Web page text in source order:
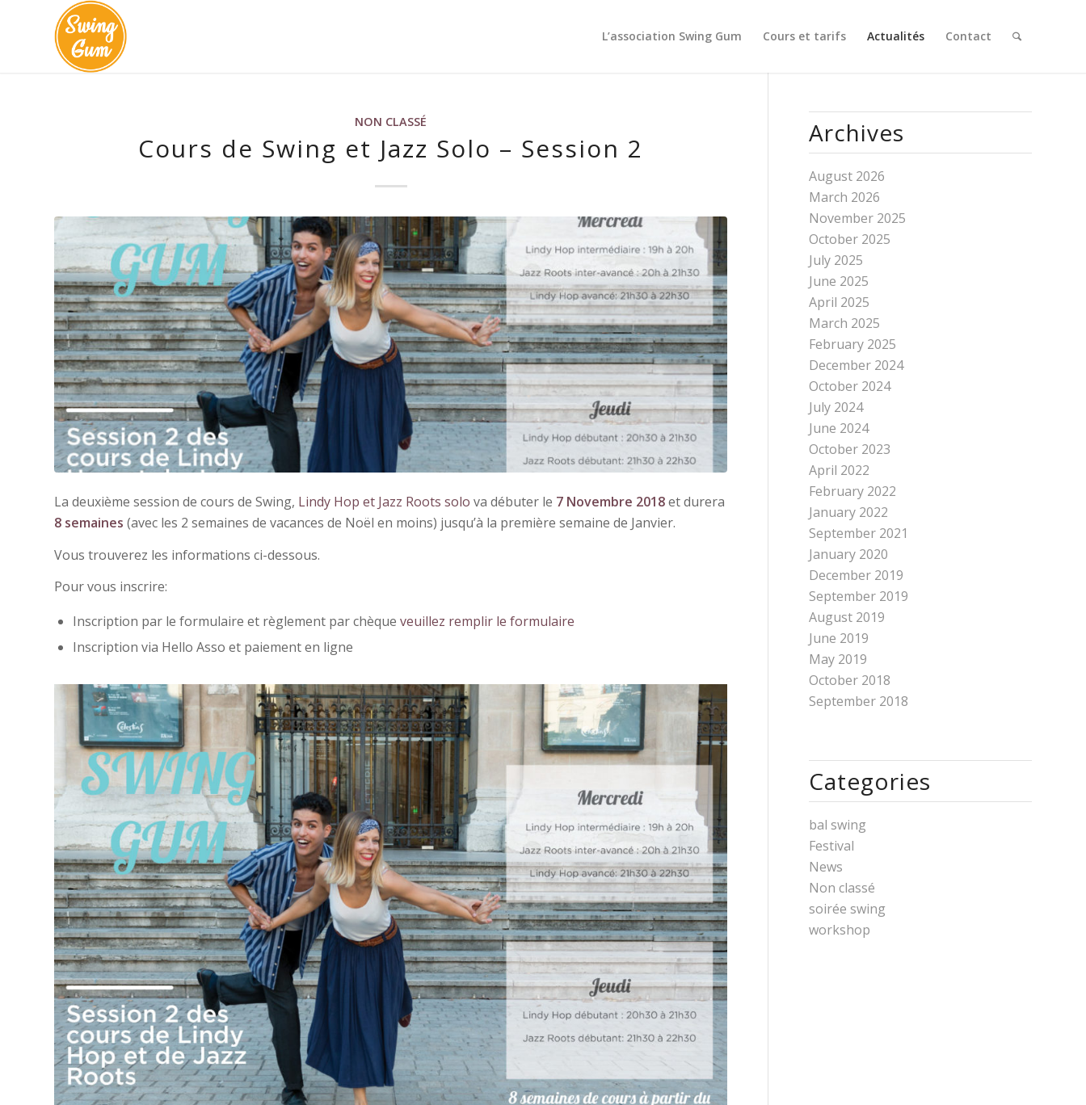
L’association Swing Gum Cours et tarifs Actualités Contact
NON CLASSÉ
Cours de Swing et Jazz Solo – Session 2
La deuxième session de cours de Swing, Lindy Hop et Jazz Roots solo va débuter le 7 Novembre 2018et durera
8 semaines (avec les 2 semaines de vacances de Noël en moins) jusqu’à la première semaine de Janvier.
Vous trouverez les informations ci-dessous.
Pour vous inscrire:
Inscription par le formulaire et règlement par chèque veuillez remplir le formulaire
Inscription via Hello Asso et paiement en ligne
Archives
August 2026
March 2026
November 2025
October 2025
July 2025
June 2025
April 2025
March 2025
February 2025
December 2024
October 2024
July 2024
June 2024
October 2023
April 2022
February 2022
January 2022
September 2021
January 2020
December 2019
September 2019
August 2019
June 2019
May 2019
October 2018
September 2018
Categories
bal swing
Festival
News
Non classé
soirée swing
workshop